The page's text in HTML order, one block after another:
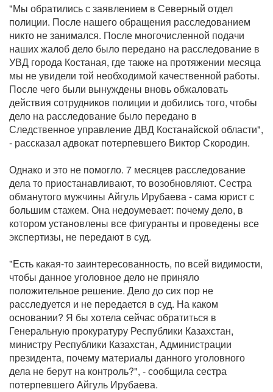
"Мы обратились с заявлением в Северный отдел
полиции. После нашего обращения расследованием
никто не занимался. После многочисленной подачи
наших жалоб дело было передано на расследование в
УВД города Костаная, где также на протяжении месяца
мы не увидели той необходимой качественной работы.
После чего были вынуждены вновь обжаловать
действия сотрудников полиции и добились того, чтобы
дело на расследование было передано в
Следственное управление ДВД Костанайской области",
- рассказал адвокат потерпевшего Виктор Скородин.
Однако и это не помогло. 7 месяцев расследование
дела то приостанавливают, то возобновляют. Сестра
обманутого мужчины Айгуль Ирубаева - сама юрист с
большим стажем. Она недоумевает: почему дело, в
котором установлены все фигуранты и проведены все
экспертизы, не передают в суд.
"Есть какая-то заинтересованность, по всей видимости,
чтобы данное уголовное дело не приняло
положительное решение. Дело до сих пор не
расследуется и не передается в суд. На каком
основании? Я бы хотела сейчас обратиться в
Генеральную прокуратуру Республики Казахстан,
министру Республики Казахстан, Администрации
президента, почему материалы данного уголовного
дела не берут на контроль?", - сообщила сестра
потерпевшего Айгуль Ирубаева.